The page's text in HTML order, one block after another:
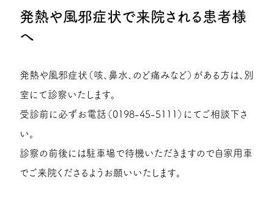
発熱や風邪症状で来院される患者様
へ
発熱や風邪症状（咳、鼻水、のど痛みなど）がある方は、別
室にて診察いたします。
受診前に必ずお電話（0198-45-5111）にてご相談下さ
い。
診察の前後には駐車場で待機いただきますので自家用車
でご来院くださるようお願いいたします。